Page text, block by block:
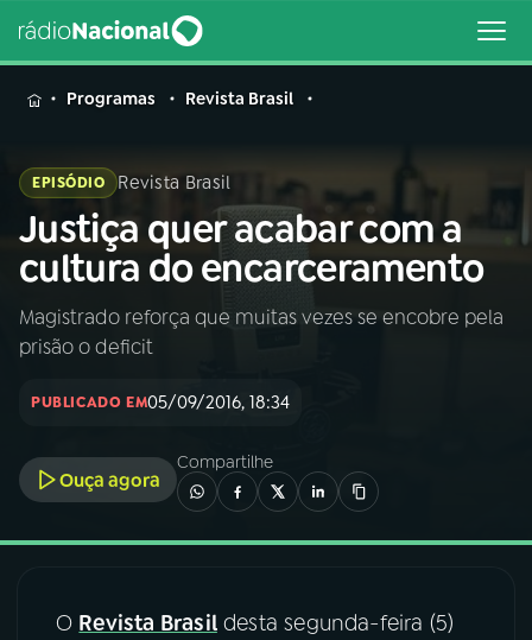
MENU
Buscar
na
Rádio
Nacional
Buscar
Programas Revista Brasil
EPISÓDIO Revista Brasil
Justiça quer acabar com a
cultura do encarceramento
Magistrado reforça que muitas vezes se encobre pela
prisão o deficit
PUBLICADO EM05/09/2016, 18:34
Ouça agora
Compartilhe
O Revista Brasildesta segunda-feira (5)